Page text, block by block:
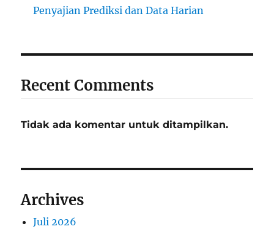
Penyajian Prediksi dan Data Harian
Recent Comments
Tidak ada komentar untuk ditampilkan.
Archives
Juli 2026